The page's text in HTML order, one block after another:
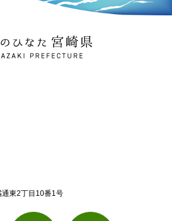
ひなた 宮崎県
PREFECTURE
東2丁目10番1号